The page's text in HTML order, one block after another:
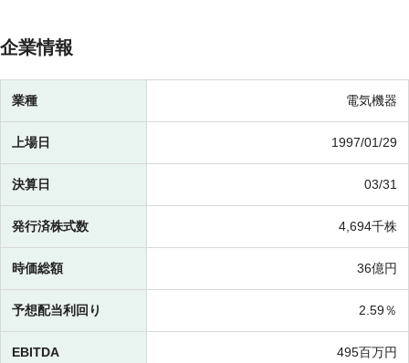
企業情報
業種 電気機器
上場日 1997/01/29
決算日 03/31
発行済株式数 4,694千株
時価総額 36億円
予想配当利回り 2.59％
EBITDA 495百万円